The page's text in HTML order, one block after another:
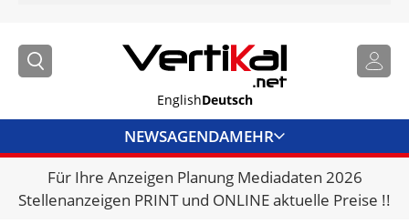
EnglishDeutsch
NEWSAGENDAMEHR
BRANCHENLINKS
VERMIETER
Für Ihre Anzeigen Planung Mediadaten 2026
Stellenanzeigen PRINT und ONLINE aktuelle Preise !!